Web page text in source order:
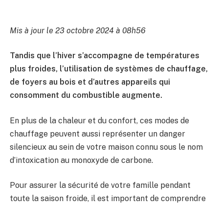
Mis à jour le 23 octobre 2024 à 08h56
Tandis que l’hiver s’accompagne de températures
plus froides, l’utilisation de systèmes de chauffage,
de foyers au bois et d’autres appareils qui
consomment du combustible augmente.
En plus de la chaleur et du confort, ces modes de
chauffage peuvent aussi représenter un danger
silencieux au sein de votre maison connu sous le nom
d’intoxication au monoxyde de carbone.
Pour assurer la sécurité de votre famille pendant
toute la saison froide, il est important de comprendre